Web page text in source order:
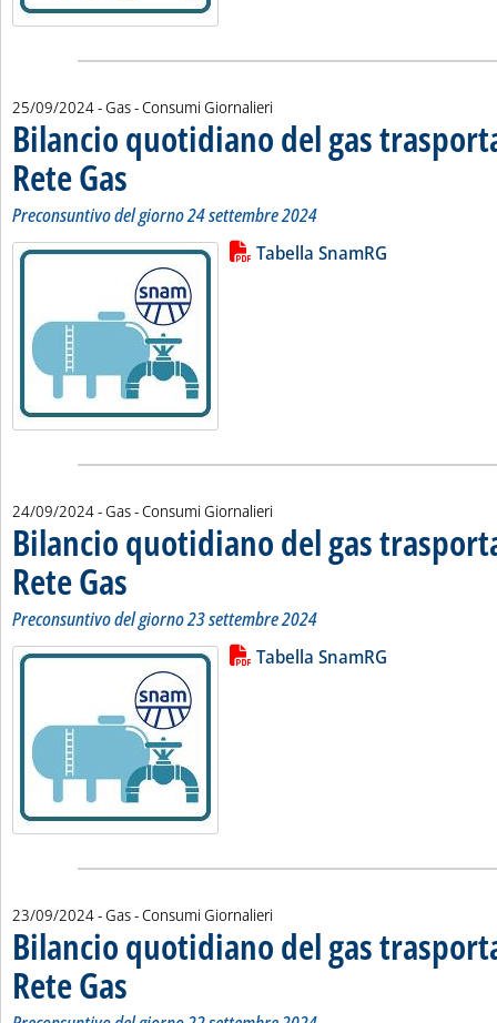
25/09/2024- Gas - Consumi Giornalieri
Bilancio quotidiano del gas
Rete Gas . Sottotitolo: Preconsuntivo del giorno 24 settembre 2024
. Pubblicata mercoledì 25 settembre 2024 alle 11.37.
Preconsuntivo del giorno 24 settembre 2024
Leggi tutta la notizia: 'Bilancio
Lista allegati PDF alla notiziaTabella SnamRG
24/09/2024- Gas - Consumi Giornalieri
Bilancio quotidiano del gas
Rete Gas . Sottotitolo: Preconsuntivo del giorno 23 settembre 2024
. Pubblicata martedì 24 settembre 2024 alle 11.30.
Preconsuntivo del giorno 23 settembre 2024
Leggi tutta la notizia: 'Bilancio
Lista allegati PDF alla notiziaTabella SnamRG
23/09/2024- Gas - Consumi Giornalieri
Bilancio quotidiano del gas
Rete Gas . Sottotitolo: Preconsuntivo del giorno 22 settembre 2024
. Pubblicata lunedì 23 settembre 2024 alle 11.40.